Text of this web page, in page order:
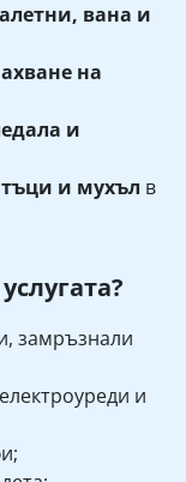
вана и
на
и
и мухъл в
замръзнали
и